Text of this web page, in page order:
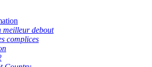
meilleur debout
complices